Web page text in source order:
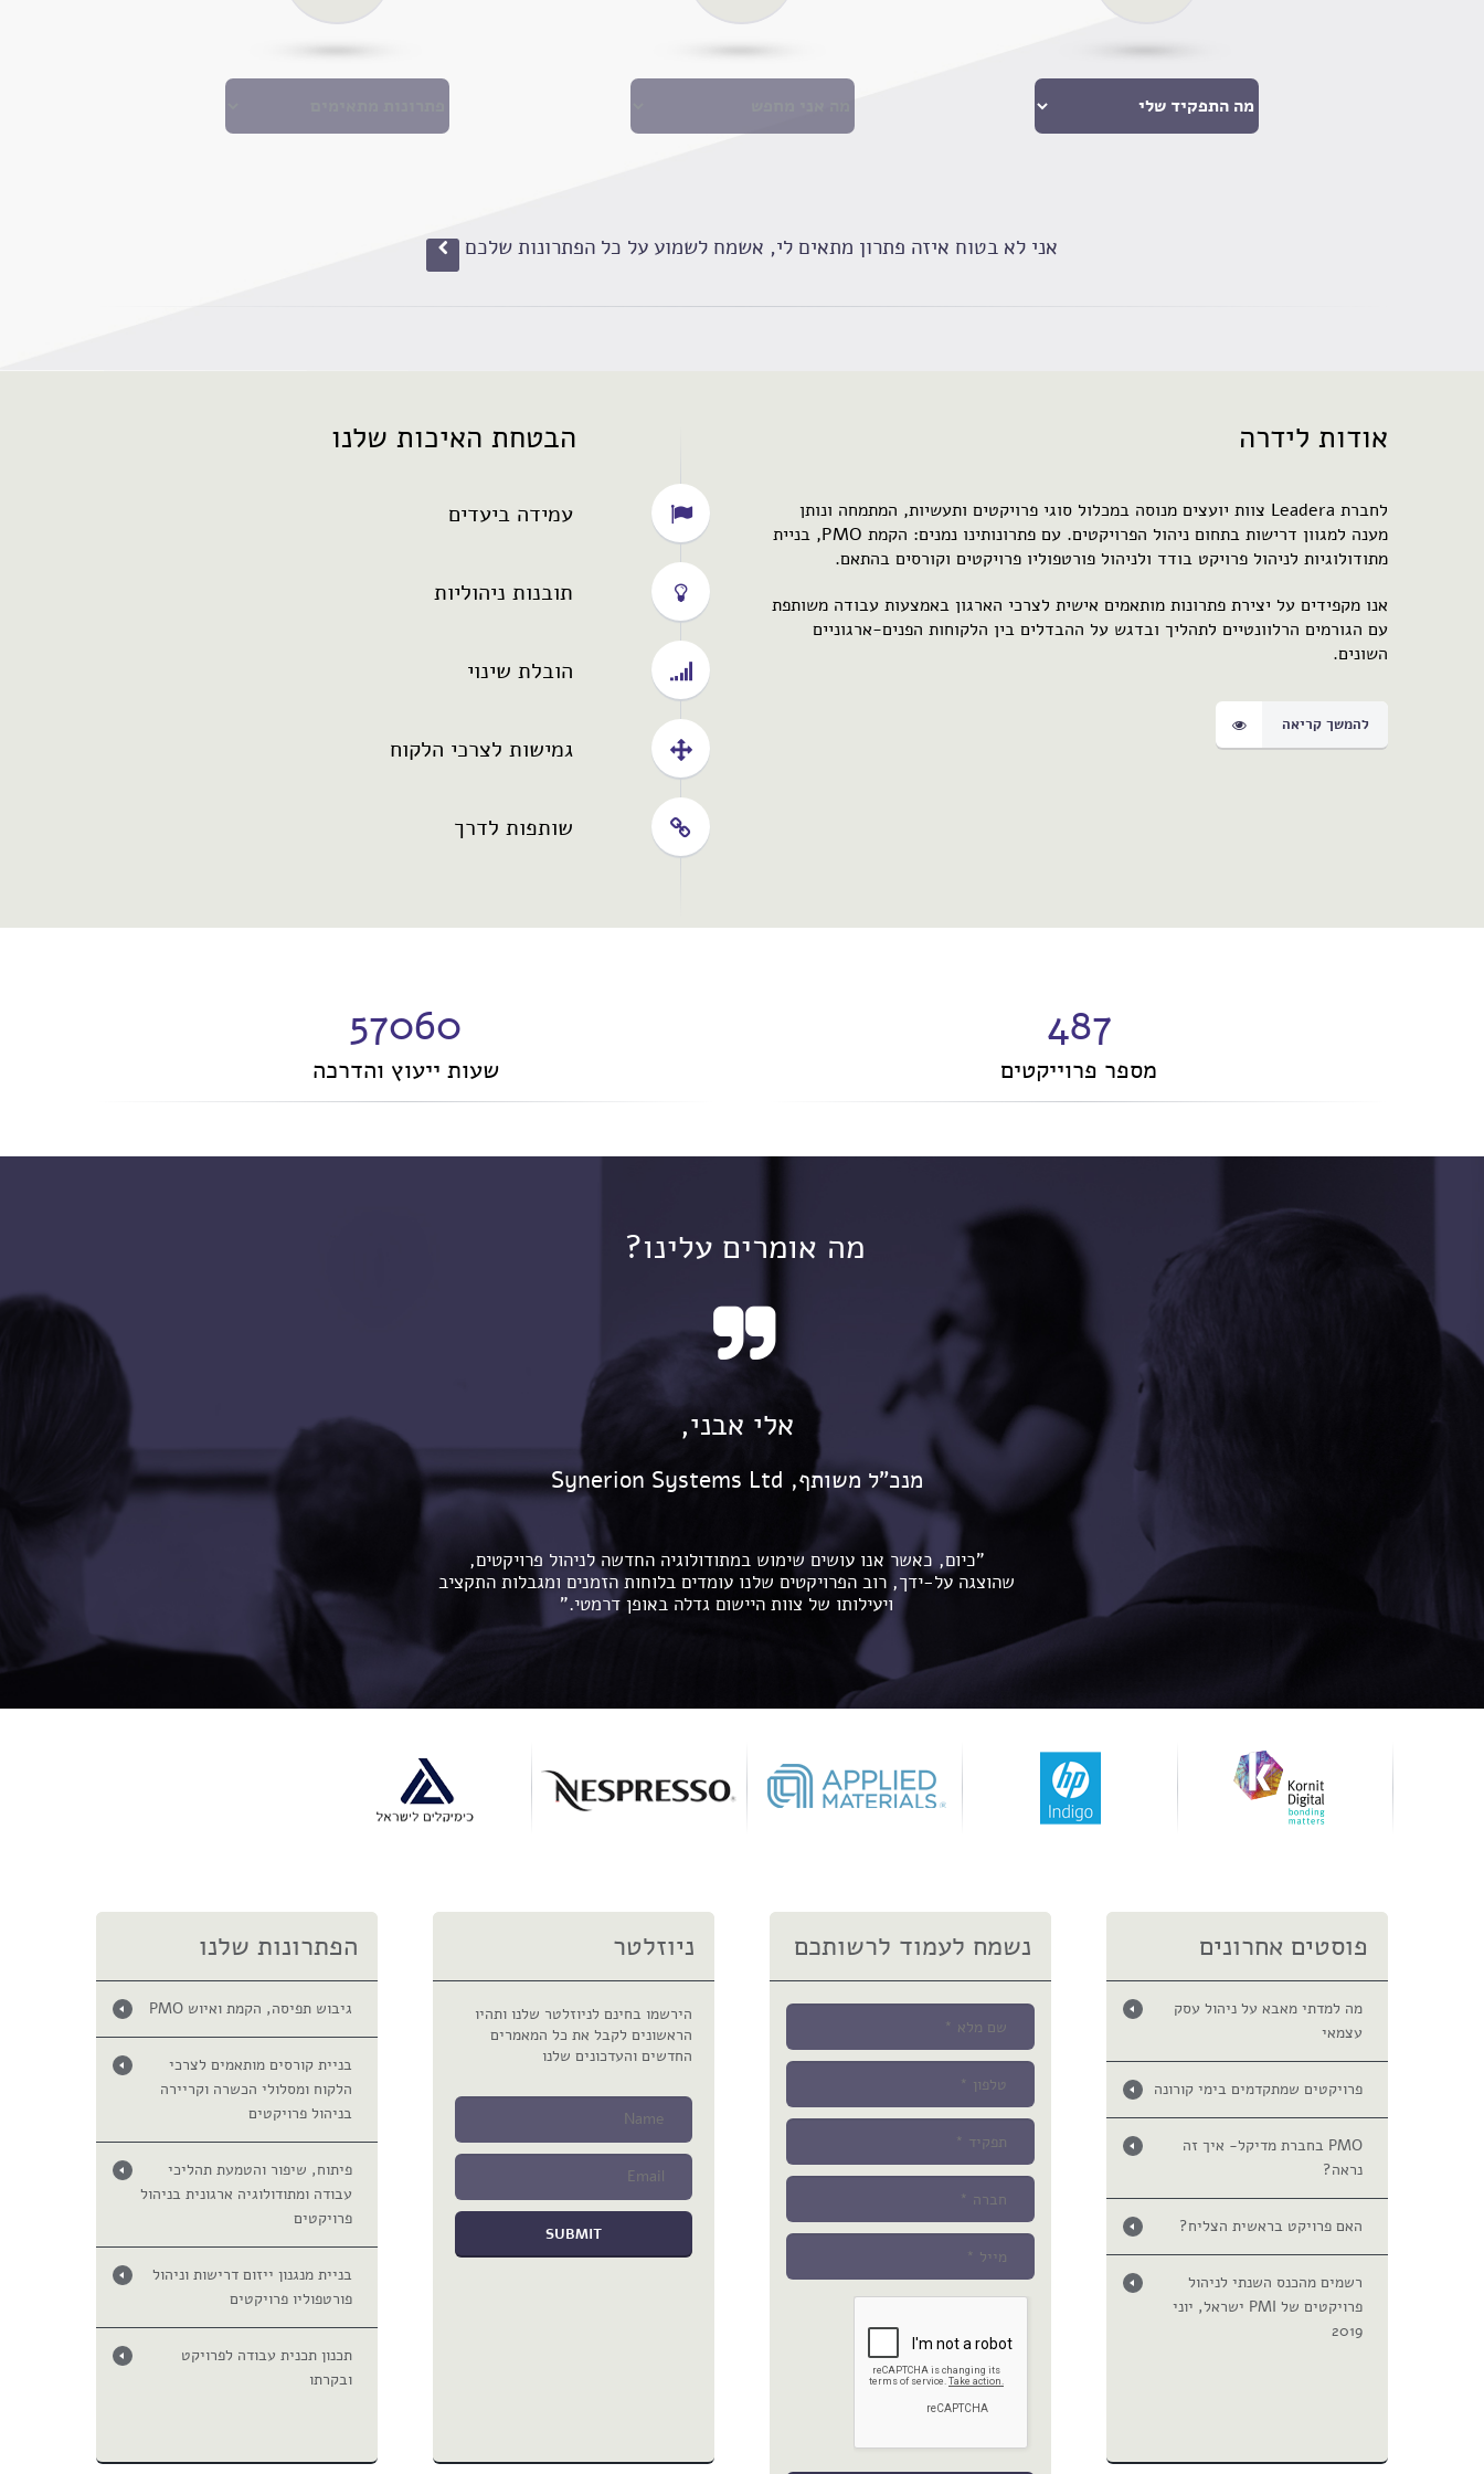
אני לא בטוח איזה פתרון מתאים לי, אשמח לשמוע על כל הפתרונות שלכם
הבטחת האיכות שלנו
עמידה ביעדים
תובנות ניהוליות
הובלת שינוי
גמישות לצרכי הלקוח
שותפות לדרך
אודות לידרה
לחברת Leadera צוות יועצים מנוסה במכלול סוגי פרויקטים ותעשיות, המתמחה ונותן
מענה למגוון דרישות בתחום ניהול הפרויקטים. עם פתרונותינו נמנים: הקמת PMO, בניית
מתודולוגיות לניהול פרויקט בודד ולניהול פורטפוליו פרויקטים וקורסים בהתאם.
אנו מקפידים על יצירת פתרונות מותאמים אישית לצרכי הארגון באמצעות עבודה משותפת
עם הגורמים הרלוונטיים לתהליך ובדגש על ההבדלים בין הלקוחות הפנים-ארגוניים
השונים.
להמשך קריאה
57274
שעות ייעוץ והדרכה
489
מספר פרוייקטים
מה אומרים עלינו?
אלי אבני,
מנכ"ל משותף, Synerion Systems Ltd
"כיום, כאשר אנו עושים שימוש במתודולוגיה החדשה לניהול פרויקטים,
שהוצגה על-ידך, רוב הפרויקטים שלנו עומדים בלוחות הזמנים ומגבלות התקציב
ויעילותו של צוות היישום גדלה באופן דרמטי."

פוסטים אחרונים
מה למדתי מאבא על ניהול עסק
עצמאי
פרויקטים שמתקדמים בימי קורונה
PMO בחברת מדיקל- איך זה
נראה?
האם פרויקט בראשית הצליח?
רשמים מהכנס השנתי לניהול
פרויקטים של PMI ישראל, יוני
2019
נשמח לעמוד לרשותכם ניוזלטר
הירשמו בחינם לניוזלטר שלנו ותהיו
הראשונים לקבל את כל המאמרים
החדשים והעדכונים שלנו
הפתרונות שלנו
גיבוש תפיסה, הקמת ואיוש PMO
בניית קורסים מותאמים לצרכי
הלקוח ומסלולי הכשרה וקריירה
בניהול פרויקטים
פיתוח, שיפור והטמעת תהליכי
עבודה ומתודולוגיה ארגונית בניהול
פרויקטים
בניית מנגנון ייזום דרישות וניהול
פורטפוליו פרויקטים
תכנון תכנית עבודה לפרויקט
ובקרתו